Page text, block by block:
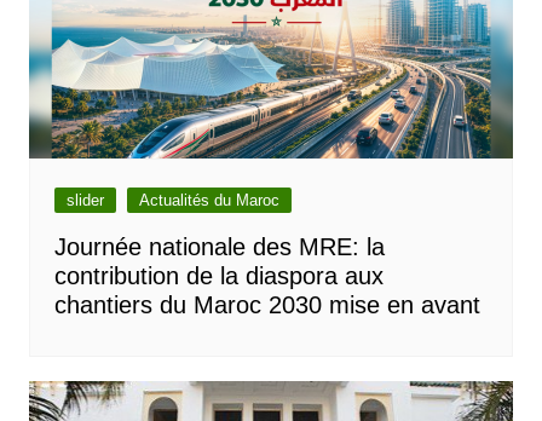
slider Actualités du Maroc
Journée nationale des MRE: la
contribution de la diaspora aux
chantiers du Maroc 2030 mise en avant